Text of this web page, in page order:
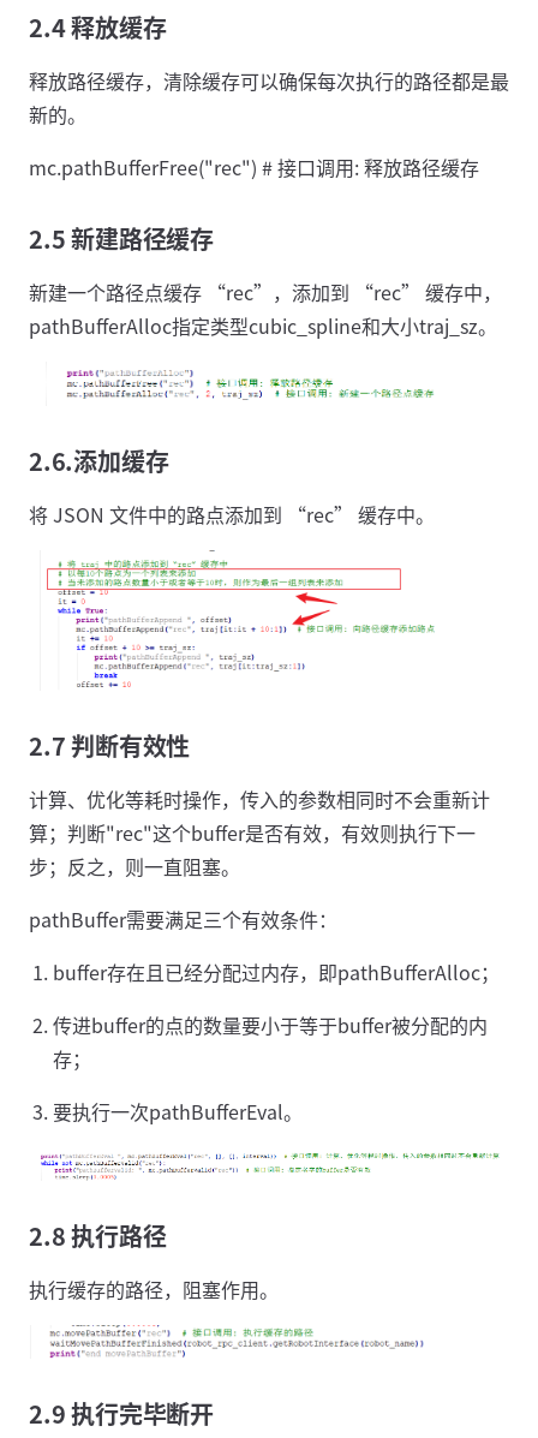
2.4 释放缓存
释放路径缓存，清除缓存可以确保每次执行的路径都是最
新的。
mc.pathBufferFree("rec") # 接口调用: 释放路径缓存
2.5 新建路径缓存
新建一个路径点缓存 “rec”，添加到 “rec” 缓存中，
pathBufferAlloc指定类型cubic_spline和大小traj_sz。
2.6.添加缓存
将 JSON 文件中的路点添加到 “rec” 缓存中。
2.7 判断有效性
计算、优化等耗时操作，传入的参数相同时不会重新计
算；判断"rec"这个buffer是否有效，有效则执行下一
步；反之，则一直阻塞。
pathBuffer需要满足三个有效条件：
buffer存在且已经分配过内存，即pathBufferAlloc；
传进buffer的点的数量要小于等于buffer被分配的内
存；
要执行一次pathBufferEval。
2.8 执行路径
执行缓存的路径，阻塞作用。
2.9 执行完毕断开